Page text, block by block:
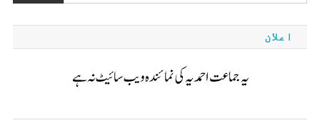
اعلان